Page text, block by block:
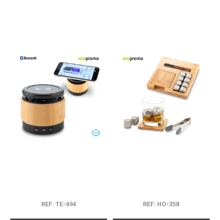
REF: TE-494 REF: HO-358